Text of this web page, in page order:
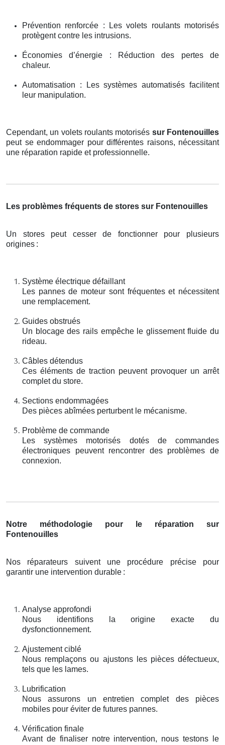
Prévention renforcée : Les volets roulants motorisés
protègent contre les intrusions.
Économies d’énergie : Réduction des pertes de
chaleur.
Automatisation : Les systèmes automatisés facilitent
leur manipulation.
Cependant, un volets roulants motorisés sur Fontenouilles
peut se endommager pour différentes raisons, nécessitant
une réparation rapide et professionnelle.
Les problèmes fréquents de stores sur Fontenouilles
Un stores peut cesser de fonctionner pour plusieurs
origines :
Système électrique défaillant
Les pannes de moteur sont fréquentes et nécessitent
une remplacement.
Guides obstrués
Un blocage des rails empêche le glissement fluide du
rideau.
Câbles détendus
Ces éléments de traction peuvent provoquer un arrêt
complet du store.
Sections endommagées
Des pièces abîmées perturbent le mécanisme.
Problème de commande
Les systèmes motorisés dotés de commandes
électroniques peuvent rencontrer des problèmes de
connexion.
Notre méthodologie pour le réparation sur
Fontenouilles
Nos réparateurs suivent une procédure précise pour
garantir une intervention durable :
Analyse approfondi
Nous identifions la origine exacte du
dysfonctionnement.
Ajustement ciblé
Nous remplaçons ou ajustons les pièces défectueux,
tels que les lames.
Lubrification
Nous assurons un entretien complet des pièces
mobiles pour éviter de futures pannes.
Vérification finale
Avant de finaliser notre intervention, nous testons le